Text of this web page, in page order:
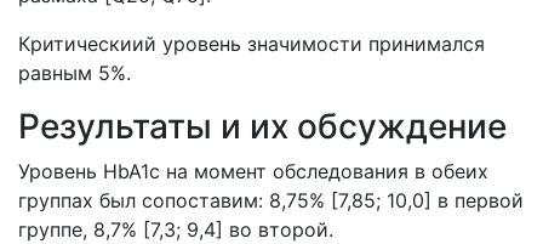
Критическиий уровень значимости принимался
равным 5%.
Результаты и их обсуждение
Уровень HbA1c на момент обследования в обеих
группах был сопоставим: 8,75% [7,85; 10,0] в первой
группе, 8,7% [7,3; 9,4] во второй.